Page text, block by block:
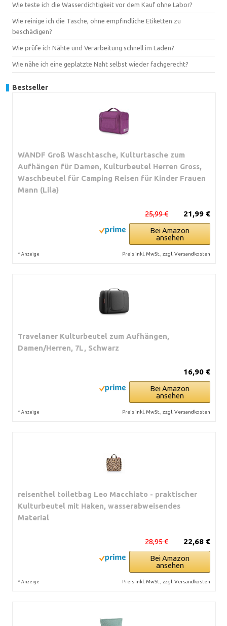
Wie teste ich die Wasserdichtigkeit vor dem Kauf ohne Labor?
Wie reinige ich die Tasche, ohne empfindliche Etiketten zu
beschädigen?
Wie prüfe ich Nähte und Verarbeitung schnell im Laden?
Wie nähe ich eine geplatzte Naht selbst wieder fachgerecht?
Bestseller
WANDF Groß Waschtasche, Kulturtasche zum
Aufhängen für Damen, Kulturbeutel Herren Gross,
Waschbeutel für Camping Reisen für Kinder Frauen
Mann (Lila)
21,99 €
25,99 €
Bei Amazon
ansehen
* Anzeige Preis inkl. MwSt., zzgl. Versandkosten
Travelaner Kulturbeutel zum Aufhängen,
Damen/Herren, 7L, Schwarz
16,90 €
Bei Amazon
ansehen
* Anzeige Preis inkl. MwSt., zzgl. Versandkosten
reisenthel toiletbag Leo Macchiato - praktischer
Kulturbeutel mit Haken, wasserabweisendes
Material
22,68 €
28,95 €
Bei Amazon
ansehen
* Anzeige Preis inkl. MwSt., zzgl. Versandkosten